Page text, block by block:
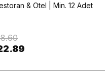
& Otel | Min. 12 Adet